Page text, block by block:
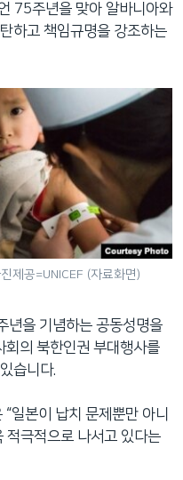
75주년을 맞아 알바니아와
하고 책임규명을 강조하는
제공=UNICEF (자료화면)
년을 기념하는 공동성명을
회의 북한인권 부대행사를
습니다.
일본이 납치 문제뿐만 아니
적극적으로 나서고 있다는